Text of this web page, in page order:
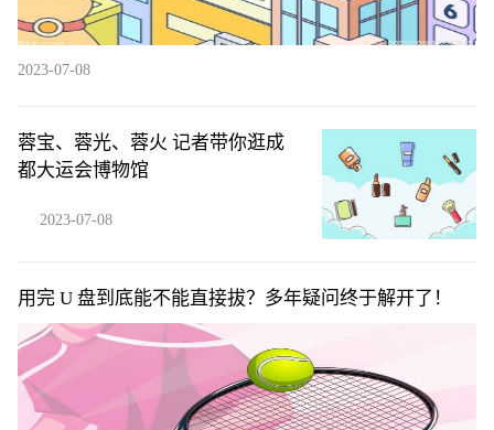
2023-07-08
蓉宝、蓉光、蓉火 记者带你逛成
都大运会博物馆
2023-07-08
用完 U 盘到底能不能直接拔？多年疑问终于解开了！